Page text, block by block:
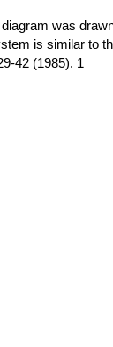
was
is similar to
42 (1985). 1